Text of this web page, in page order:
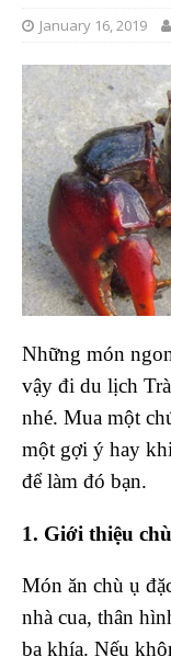
January 16, 2019
Những món
vậy đi du lịch
nhé. Mua một
một gợi ý hay
để làm đó bạn.
1. Giới thiệu
Món ăn chù ụ
nhà cua, thân
ba khía. Nếu